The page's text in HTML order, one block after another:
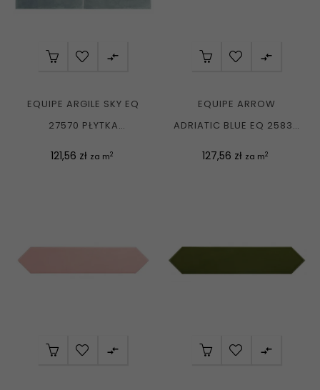

EQUIPE ARGILE SKY EQ
27570 PŁYTKA
Cena
121,56 zł za m2

EQUIPE ARROW
ADRIATIC BLUE EQ 25834
Cena
127,56 zł za m2
 